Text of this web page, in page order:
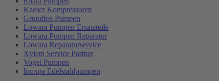
Kaeser Kompressoren
Grundfos Pumpen
Lowara Pumpen Ersatzteile
Lowara Pumpen Reparatur
Lowara Reparaturservice
Xylem Service Partner
Vogel Pumpen
Inoxpa Edelstahlpumpen